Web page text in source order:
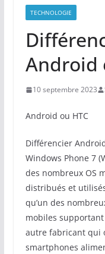
TECHNOLOGIE
Android
10 septembre 2023
Android ou HTC
Différencier
Windows Phone 7
des nombreux OS
distribués et
qu’un des
mobiles
autre fabricant qui
smartphones